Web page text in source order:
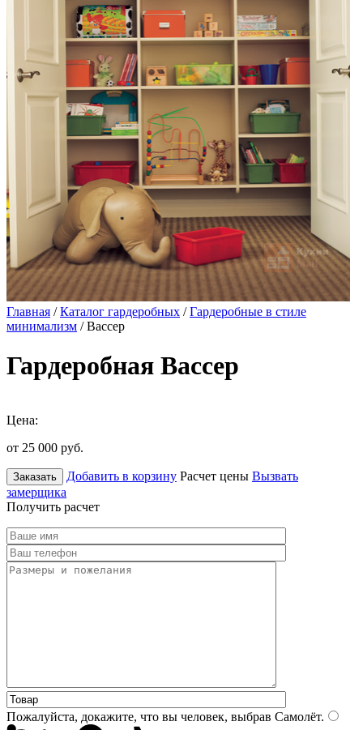
Главная /Каталог гардеробных /Гардеробные в стиле
минимализм / Вассер
Гардеробная Вассер
Цена:
от 25 000 руб.
Заказать Добавить в корзину Расчет цены Вызвать
замерщика
Получить расчет
Пожалуйста, докажите, что вы человек, выбрав Самолёт.